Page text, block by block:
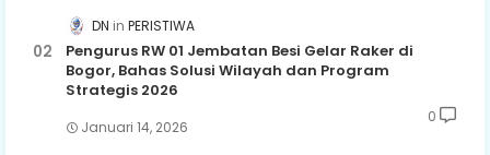
DN PERISTIWA
Pengurus RW 01 Jembatan Besi Gelar Raker di
Bogor, Bahas Solusi Wilayah dan Program
Strategis 2026
Januari 14, 2026
0